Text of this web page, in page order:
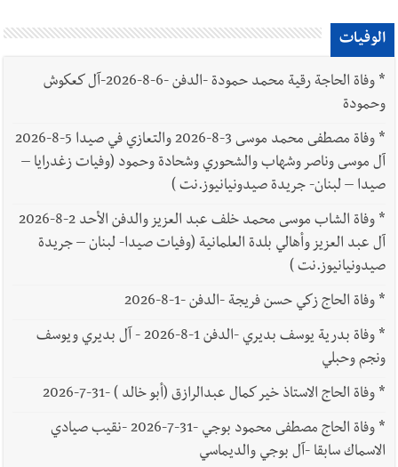
الوفيات
*
وفاة الحاجة رقية محمد حمودة -الدفن -6-8-2026-آل كعكوش
وحمودة
*
وفاة مصطفى محمد موسى 3-8-2026 والتعازي في صيدا 5-8-2026
آل موسى وناصر وشهاب والشحوري وشحادة وحمود (وفيات زغدرايا –
صيدا – لبنان- جريدة صيدونيانيوز.نت )
*
وفاة الشاب موسى محمد خلف عبد العزيز والدفن الأحد 2-8-2026
آل عبد العزيز وأهالي بلدة العلمانية (وفيات صيدا- لبنان – جريدة
صيدونيانيوز.نت )
*وفاة الحاج زكي حسن فريجة -الدفن -1-8-2026
*
وفاة بدرية يوسف بديري -الدفن 1-8-2026 - آل بديري ويوسف
ونجم وحبلي
*وفاة الحاج الاستاذ خير كمال عبدالرازق (أبو خالد ) -31-7-2026
*
وفاة الحاج مصطفى محمود بوجي -31-7-2026 -نقيب صيادي
الاسماك سابقا -آل بوجي والديماسي